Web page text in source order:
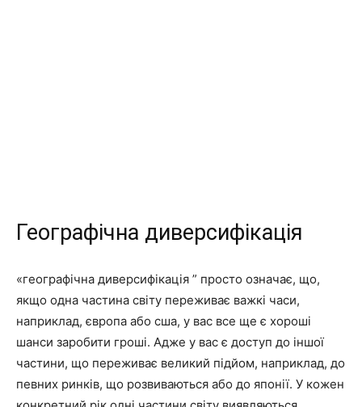
Географічна диверсифікація
«географічна диверсифікація ” просто означає, що,
якщо одна частина світу переживає важкі часи,
наприклад, європа або сша, у вас все ще є хороші
шанси заробити гроші. Адже у вас є доступ до іншої
частини, що переживає великий підйом, наприклад, до
певних ринків, що розвиваються або до японії. У кожен